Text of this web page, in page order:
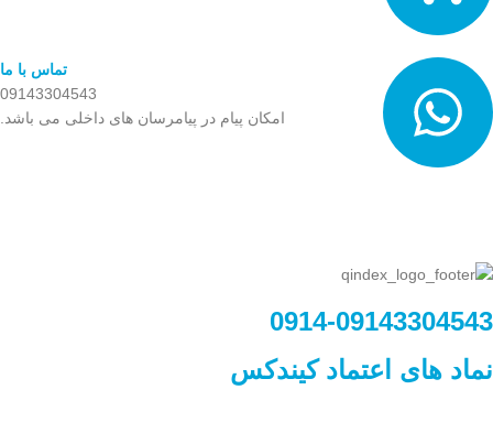
تماس با ما
09143304543
امکان پیام در پیامرسان های داخلی می باشد.
0914-09143304543
نماد های اعتماد کیندکس